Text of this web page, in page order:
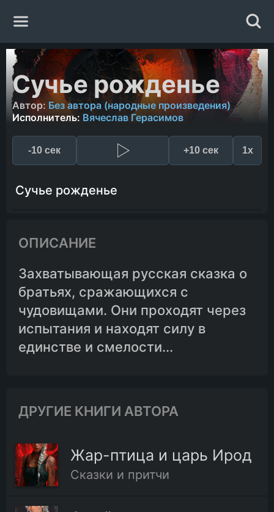
Главная
Жанры
Авторы
Исполнители
Сучье рожденье
Автор: Без автора (народные произведения)
Исполнитель: Вячеслав Герасимов
-10 сек +10 сек 1x
Сучье рожденье
ОПИСАНИЕ
Захватывающая русская сказка о
братьях, сражающихся с
чудовищами. Они проходят через
испытания и находят силу в
единстве и смелости...
ДРУГИЕ КНИГИ АВТОРА
Жар-птица и царь Ирод
Сказки и притчи